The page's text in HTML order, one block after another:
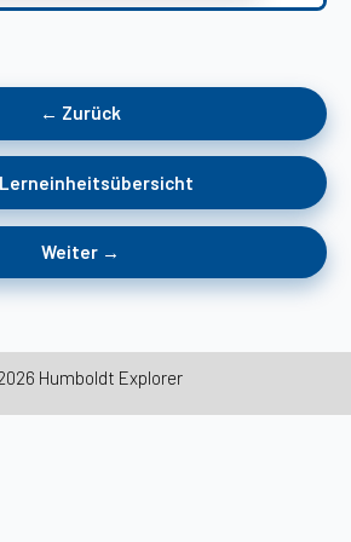
wir?
← Zurück
Weiter →
Humboldt Explorer